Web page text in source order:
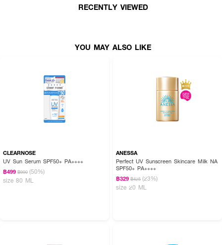
· FDA Registration No.: 13-1-6600035957
RECENTLY VIEWED
YOU MAY ALSO LIKE
CLEARNOSE
UV Sun Serum SPF50+ PA++++
฿499 ฿990 (50%)
size 80 ML
ANESSA
Perfect UV Sunscreen Skincare Milk NA
SPF50+ PA++++
฿329 ฿425 (23%)
size 20 ML